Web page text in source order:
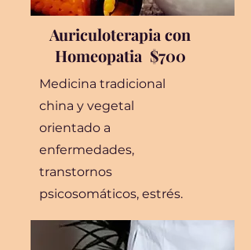
Auriculoterapia con
Homeopatia $700
Medicina tradicional
china y vegetal
orientado a
enfermedades,
transtornos
psicosomáticos, estrés.